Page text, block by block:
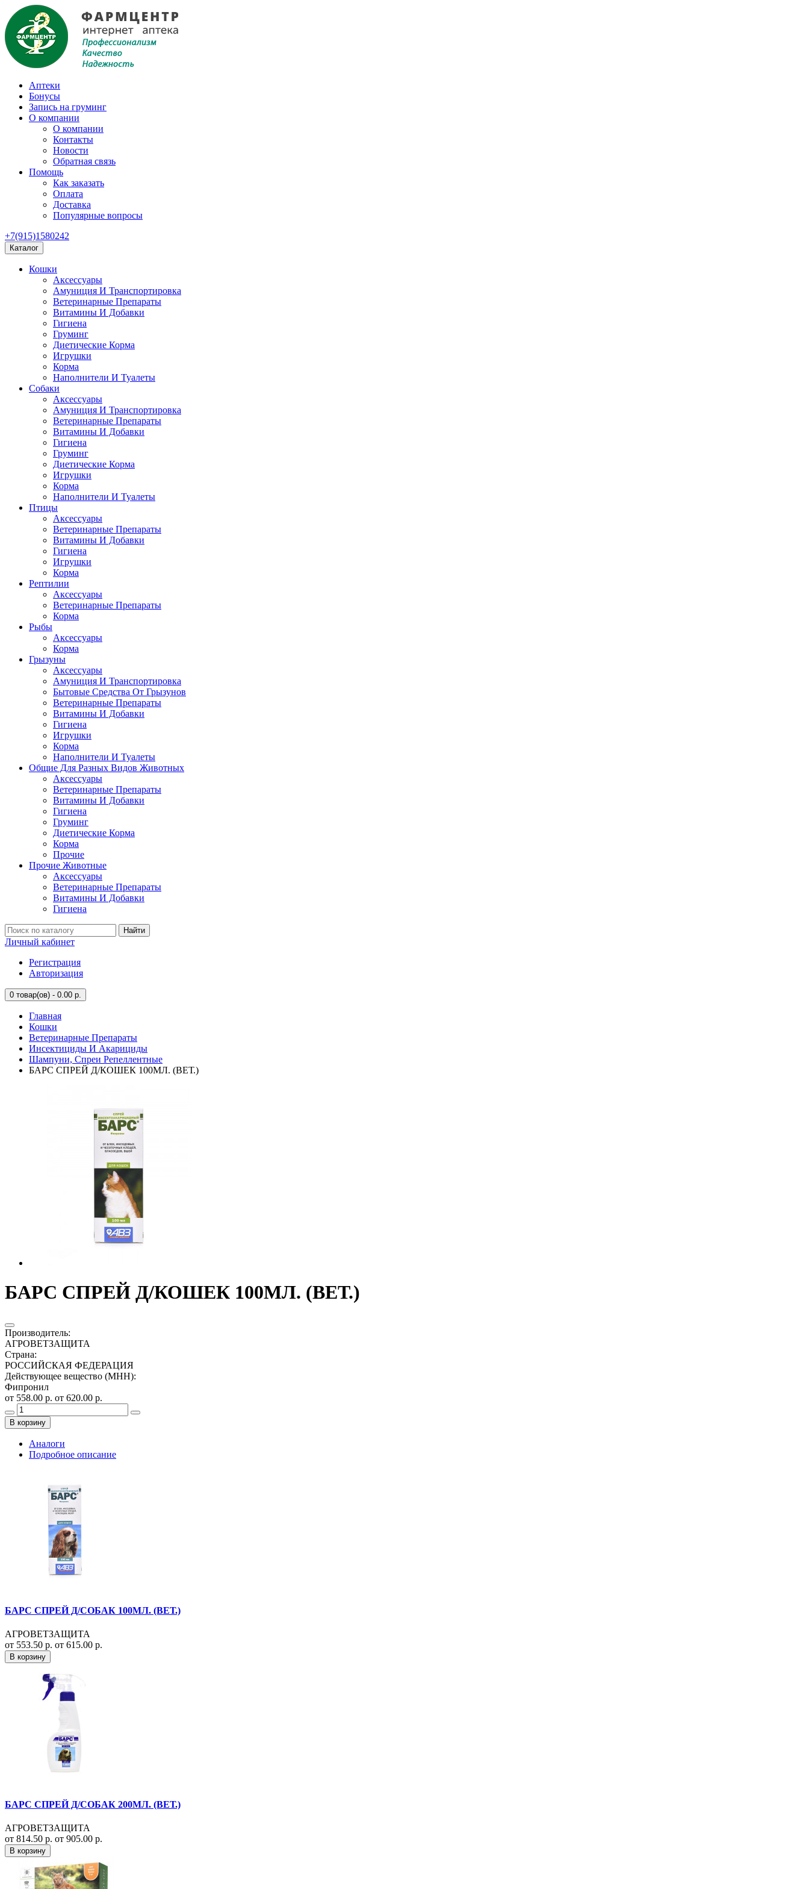
Аптеки
Бонусы
Запись на груминг
О компании
О компании
Контакты
Новости
Обратная связь
Помощь
Как заказать
Оплата
Доставка
Популярные вопросы
+7(915)1580242
Каталог
Кошки
Аксессуары
Амуниция И Транспортировка
Ветеринарные Препараты
Витамины И Добавки
Гигиена
Груминг
Диетические Корма
Игрушки
Корма
Наполнители И Туалеты
Собаки
Аксессуары
Амуниция И Транспортировка
Ветеринарные Препараты
Витамины И Добавки
Гигиена
Груминг
Диетические Корма
Игрушки
Корма
Наполнители И Туалеты
Птицы
Аксессуары
Ветеринарные Препараты
Витамины И Добавки
Гигиена
Игрушки
Корма
Рептилии
Аксессуары
Ветеринарные Препараты
Корма
Рыбы
Аксессуары
Корма
Грызуны
Аксессуары
Амуниция И Транспортировка
Бытовые Средства От Грызунов
Ветеринарные Препараты
Витамины И Добавки
Гигиена
Игрушки
Корма
Наполнители И Туалеты
Общие Для Разных Видов Животных
Аксессуары
Ветеринарные Препараты
Витамины И Добавки
Гигиена
Груминг
Диетические Корма
Корма
Прочие
Прочие Животные
Аксессуары
Ветеринарные Препараты
Витамины И Добавки
Гигиена
Найти
Личный кабинет
Регистрация
Авторизация
0 товар(ов) - 0.00 р.
Главная
Кошки
Ветеринарные Препараты
Инсектициды И Акарициды
Шампуни, Спреи Репеллентные
БАРС СПРЕЙ Д/КОШЕК 100МЛ. (ВЕТ.)
БАРС СПРЕЙ Д/КОШЕК 100МЛ. (ВЕТ.)
Производитель:
АГРОВЕТЗАЩИТА
Страна:
РОССИЙСКАЯ ФЕДЕРАЦИЯ
Действующее вещество (МНН):
Фипронил
от 558.00 р. от 620.00 р.
В корзину
Аналоги
Подробное описание
БАРС СПРЕЙ Д/СОБАК 100МЛ. (ВЕТ.)
АГРОВЕТЗАЩИТА
от 553.50 р. от 615.00 р.
В корзину
БАРС СПРЕЙ Д/СОБАК 200МЛ. (ВЕТ.)
АГРОВЕТЗАЩИТА
от 814.50 р. от 905.00 р.
В корзину